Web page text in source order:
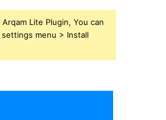
Lite Plugin, You can
menu > Install